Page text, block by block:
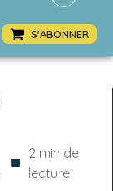
S'ABONNER
■ 2 min de
lecture